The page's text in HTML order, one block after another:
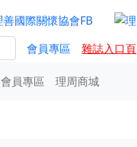
會員專區 雜誌入口頁
會員專區 理周商城